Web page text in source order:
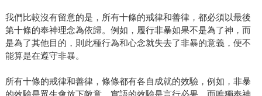
我們比較沒有留意的是，所有十條的戒律和善律，都必須以最後
第十條的奉神理念為依歸。例如，履行非暴如果不是為了神，而
是為了其他目的，則此種行為和心念就失去了非暴的意義，便不
能算是在遵守非暴。
所有十條的戒律和善律，條條都有各自成就的效驗，例如，非暴
的效驗是眾生會放下敵意，實語的效驗是言行必果，而唯獨奉神